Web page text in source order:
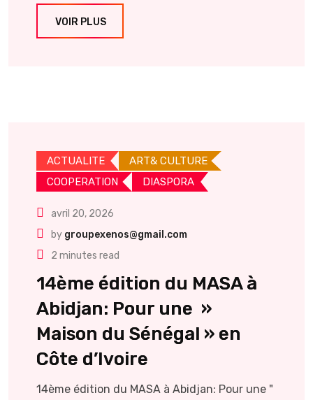
VOIR PLUS
ACTUALITE
ART& CULTURE
COOPERATION
DIASPORA
avril 20, 2026
by groupexenos@gmail.com
2 minutes read
14ème édition du MASA à
Abidjan: Pour une »
Maison du Sénégal » en
Côte d’Ivoire
14ème édition du MASA à Abidjan: Pour une "